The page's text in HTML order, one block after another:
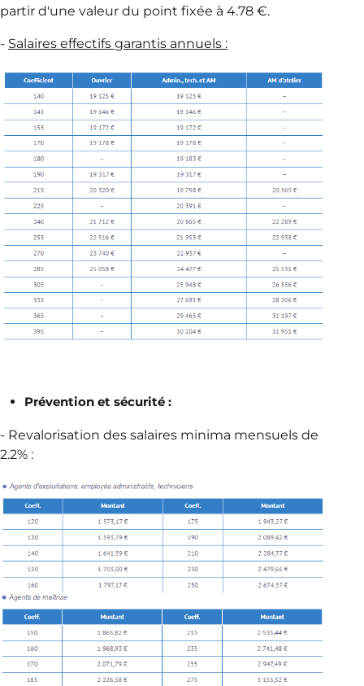
partir d'une valeur du point fixée à 4.78 €.
- Salaires effectifs garantis annuels :
Prévention et sécurité :
- Revalorisation des salaires minima mensuels de
2.2% :